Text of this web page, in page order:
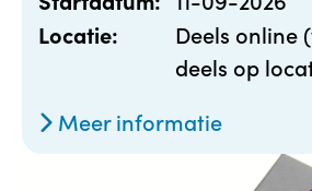
Locatie:
Deels online
deels op
Meer informatie